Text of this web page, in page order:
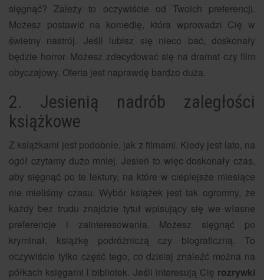
sięgnąć? Zależy to oczywiście od Twoich preferencji.
Możesz postawić na komedię, która wprowadzi Cię w
świetny nastrój. Jeśli lubisz się nieco bać, doskonały
będzie horror. Możesz zdecydować się na dramat czy film
obyczajowy. Oferta jest naprawdę bardzo duża.
2. Jesienią nadrób zaległości
książkowe
Z książkami jest podobnie, jak z filmami. Kiedy jest lato, na
ogół czytamy dużo mniej. Jesień to więc doskonały czas,
aby sięgnąć po te lektury, na które w cieplejsze miesiące
nie mieliśmy czasu. Wybór książek jest tak ogromny, że
każdy bez trudu znajdzie tytuł wpisujący się we własne
preferencje i zainteresowania. Możesz sięgnąć po
kryminał, książkę podróżniczą czy biograficzną. To
oczywiście tylko część tego, co dzisiaj znaleźć można na
półkach księgarni i bibliotek. Jeśli interesują Cię rozrywki